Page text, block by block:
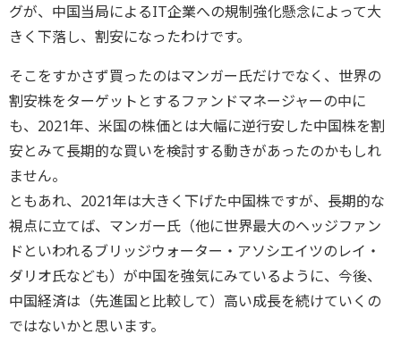
グが、中国当局によるIT企業への規制強化懸念によって大
きく下落し、割安になったわけです。
そこをすかさず買ったのはマンガー氏だけでなく、世界の
割安株をターゲットとするファンドマネージャーの中に
も、2021年、米国の株価とは大幅に逆行安した中国株を割
安とみて長期的な買いを検討する動きがあったのかもしれ
ません。
ともあれ、2021年は大きく下げた中国株ですが、長期的な
視点に立てば、マンガー氏（他に世界最大のヘッジファン
ドといわれるブリッジウォーター・アソシエイツのレイ・
ダリオ氏なども）が中国を強気にみているように、今後、
中国経済は（先進国と比較して）高い成長を続けていくの
ではないかと思います。